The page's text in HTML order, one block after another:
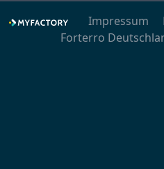
Impressum
Forterro